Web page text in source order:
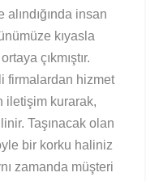
insan
kıyasla
çıkmıştır.
firmalardan hizmet
iletişim kurarak,
Taşınacak olan
bir korku haliniz
zamanda müşteri